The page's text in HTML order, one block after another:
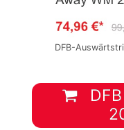
DFB-